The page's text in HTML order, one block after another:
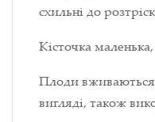
схильні до
Кісточка
Плоди вживаються
вигляді, також